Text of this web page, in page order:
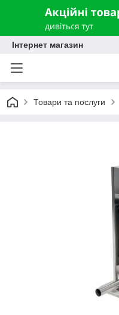
Інтернет магазин
Товари та послуги